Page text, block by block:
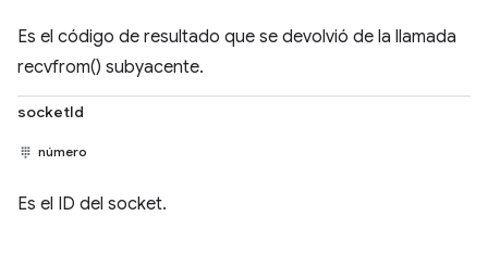
Es el código de resultado que se devolvió de la llamada
recvfrom() subyacente.
socketId
número
Es el ID del socket.